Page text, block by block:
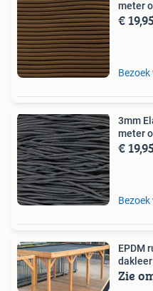
meter
€ 19,95
3mm
meter
€ 19,95
EPDM
dakleer
Zie